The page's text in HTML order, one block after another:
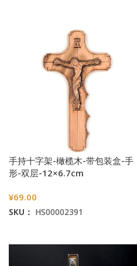
手持十字架-橄榄木-带包装盒-手
形-双层-12×6.7cm
¥69.00
SKU： HS00002391